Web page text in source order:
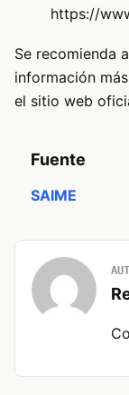
https://
Se recomienda
información
el sitio web
Fuente
SAIME